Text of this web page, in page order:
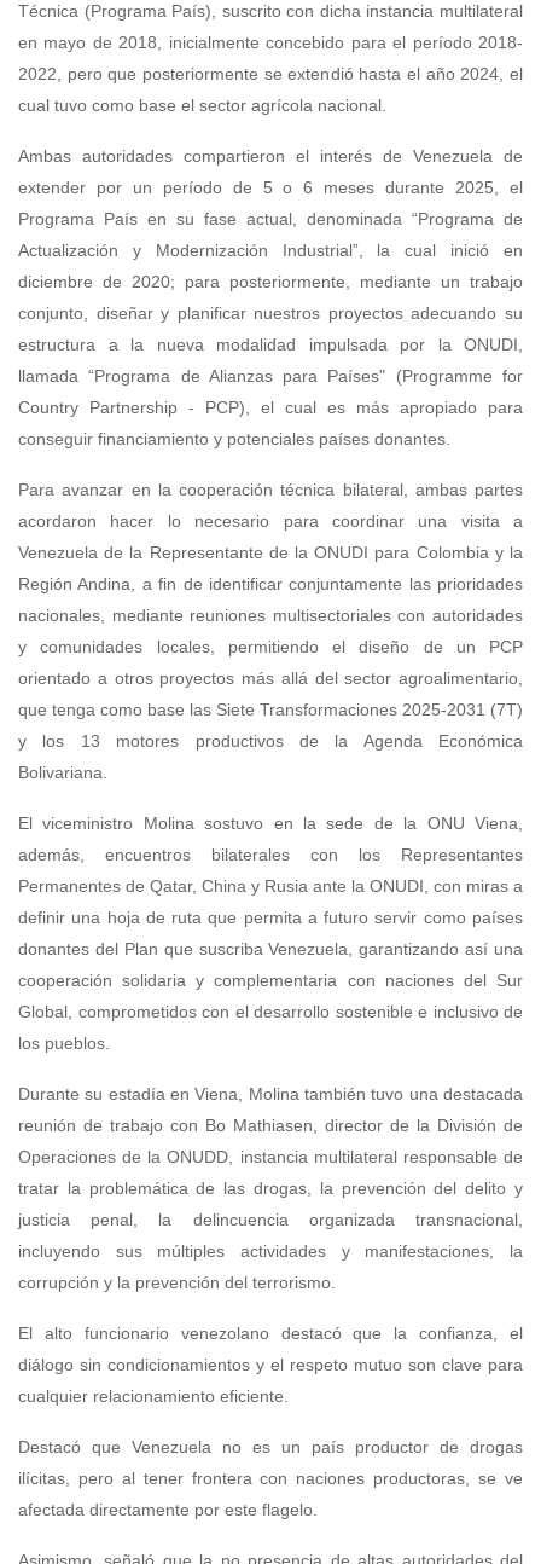
Técnica (Programa País), suscrito con dicha instancia multilateral
en mayo de 2018, inicialmente concebido para el período 2018-
2022, pero que posteriormente se extendió hasta el año 2024, el
cual tuvo como base el sector agrícola nacional.
Ambas autoridades compartieron el interés de Venezuela de
extender por un período de 5 o 6 meses durante 2025, el
Programa País en su fase actual, denominada “Programa de
Actualización y Modernización Industrial”, la cual inició en
diciembre de 2020; para posteriormente, mediante un trabajo
conjunto, diseñar y planificar nuestros proyectos adecuando su
estructura a la nueva modalidad impulsada por la ONUDI,
llamada “Programa de Alianzas para Países" (Programme for
Country Partnership - PCP), el cual es más apropiado para
conseguir financiamiento y potenciales países donantes.
Para avanzar en la cooperación técnica bilateral, ambas partes
acordaron hacer lo necesario para coordinar una visita a
Venezuela de la Representante de la ONUDI para Colombia y la
Región Andina, a fin de identificar conjuntamente las prioridades
nacionales, mediante reuniones multisectoriales con autoridades
y comunidades locales, permitiendo el diseño de un PCP
orientado a otros proyectos más allá del sector agroalimentario,
que tenga como base las Siete Transformaciones 2025-2031 (7T)
y los 13 motores productivos de la Agenda Económica
Bolivariana.
El viceministro Molina sostuvo en la sede de la ONU Viena,
además, encuentros bilaterales con los Representantes
Permanentes de Qatar, China y Rusia ante la ONUDI, con miras a
definir una hoja de ruta que permita a futuro servir como países
donantes del Plan que suscriba Venezuela, garantizando así una
cooperación solidaria y complementaria con naciones del Sur
Global, comprometidos con el desarrollo sostenible e inclusivo de
los pueblos.
Durante su estadía en Viena, Molina también tuvo una destacada
reunión de trabajo con Bo Mathiasen, director de la División de
Operaciones de la ONUDD, instancia multilateral responsable de
tratar la problemática de las drogas, la prevención del delito y
justicia penal, la delincuencia organizada transnacional,
incluyendo sus múltiples actividades y manifestaciones, la
corrupción y la prevención del terrorismo.
El alto funcionario venezolano destacó que la confianza, el
diálogo sin condicionamientos y el respeto mutuo son clave para
cualquier relacionamiento eficiente.
Destacó que Venezuela no es un país productor de drogas
ilícitas, pero al tener frontera con naciones productoras, se ve
afectada directamente por este flagelo.